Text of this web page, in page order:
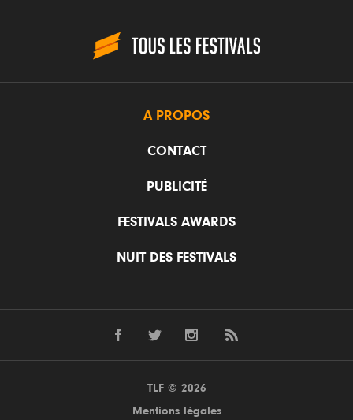
A PROPOS
CONTACT
PUBLICITÉ
FESTIVALS AWARDS
NUIT DES FESTIVALS
TLF © 2026
Mentions légales